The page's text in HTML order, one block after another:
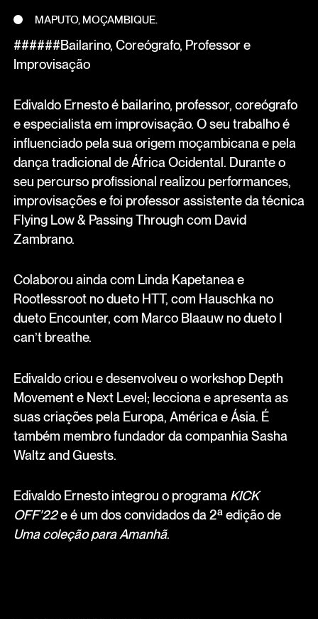
MAPUTO, MOÇAMBIQUE.
######Bailarino, Coreógrafo, Professor e
Improvisação
Edivaldo Ernesto é bailarino, professor, coreógrafo
e especialista em improvisação. O seu trabalho é
influenciado pela sua origem moçambicana e pela
dança tradicional de África Ocidental. Durante o
seu percurso profissional realizou performances,
improvisações e foi professor assistente da técnica
Flying Low & Passing Through com David
Zambrano.
Colaborou ainda com Linda Kapetanea e
Rootlessroot no dueto HTT, com Hauschka no
dueto Encounter, com Marco Blaauw no dueto I
can’t breathe.
Edivaldo criou e desenvolveu o workshop Depth
Movement e Next Level; lecciona e apresenta as
suas criações pela Europa, América e Ásia. É
também membro fundador da companhia Sasha
Waltz and Guests.
Edivaldo Ernesto integrou o programa KICK
OFF'22e é um dos convidados da 2ª edição de
Uma coleção para Amanhã.